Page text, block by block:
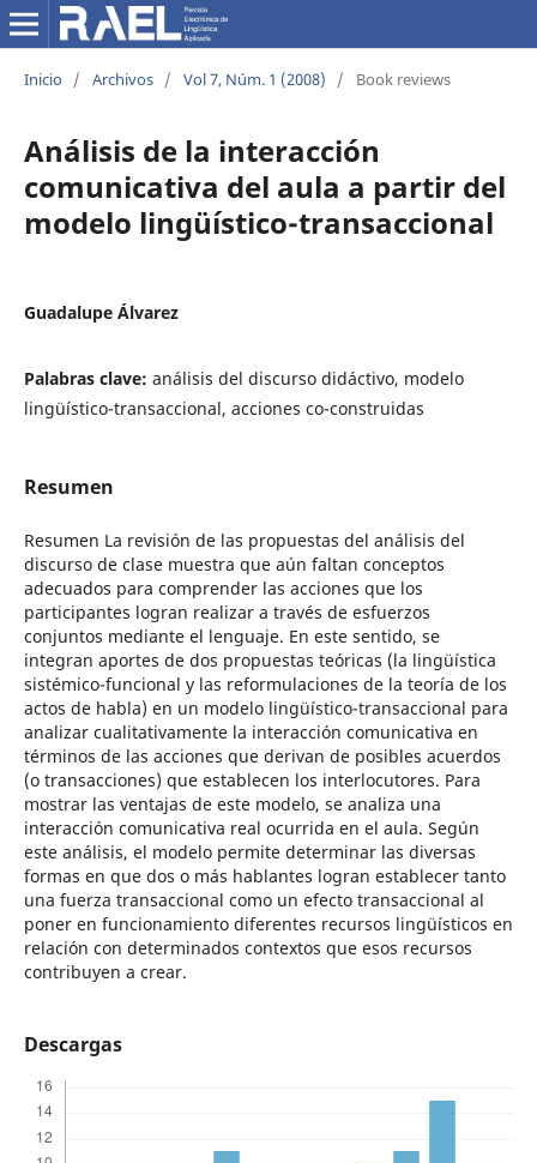
Inicio / Archivos / Vol 7, Núm. 1 (2008) / Book reviews
Análisis de la interacción
comunicativa del aula a partir del
modelo lingüístico-transaccional
Guadalupe Álvarez
Palabras clave: análisis del discurso didáctivo, modelo
lingüístico-transaccional, acciones co-construidas
Resumen
Resumen La revisión de las propuestas del análisis del
discurso de clase muestra que aún faltan conceptos
adecuados para comprender las acciones que los
participantes logran realizar a través de esfuerzos
conjuntos mediante el lenguaje. En este sentido, se
integran aportes de dos propuestas teóricas (la lingüística
sistémico-funcional y las reformulaciones de la teoría de los
actos de habla) en un modelo lingüístico-transaccional para
analizar cualitativamente la interacción comunicativa en
términos de las acciones que derivan de posibles acuerdos
(o transacciones) que establecen los interlocutores. Para
mostrar las ventajas de este modelo, se analiza una
interacción comunicativa real ocurrida en el aula. Según
este análisis, el modelo permite determinar las diversas
formas en que dos o más hablantes logran establecer tanto
una fuerza transaccional como un efecto transaccional al
poner en funcionamiento diferentes recursos lingüísticos en
relación con determinados contextos que esos recursos
contribuyen a crear.
Descargas